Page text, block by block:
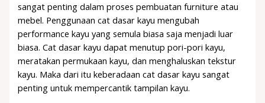
sangat penting dalam proses pembuatan furniture atau
mebel. Penggunaan cat dasar kayu mengubah
performance kayu yang semula biasa saja menjadi luar
biasa. Cat dasar kayu dapat menutup pori-pori kayu,
meratakan permukaan kayu, dan menghaluskan tekstur
kayu. Maka dari itu keberadaan cat dasar kayu sangat
penting untuk mempercantik tampilan kayu.